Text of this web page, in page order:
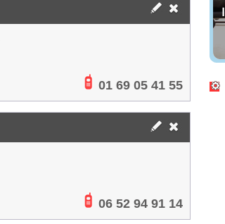
01 69 05 41 55
06 52 94 91 14